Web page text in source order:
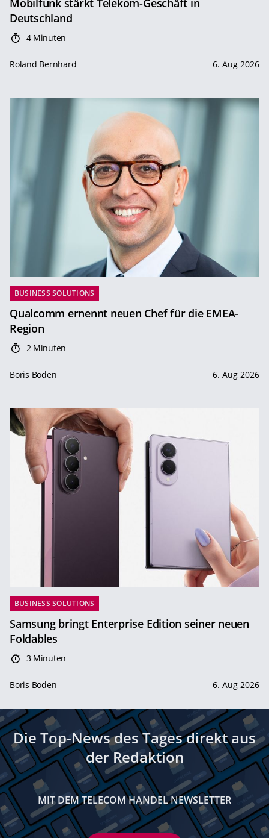
Mobilfunk stärkt Telekom-Geschäft in
Deutschland
4 Minuten
Roland Bernhard 6. Aug 2026
BUSINESS SOLUTIONS
Qualcomm ernennt neuen Chef für die EMEA-
Region
2 Minuten
Boris Boden 6. Aug 2026
BUSINESS SOLUTIONS
Samsung bringt Enterprise Edition seiner neuen
Foldables
3 Minuten
Boris Boden 6. Aug 2026
Die Top-News des Tages direkt aus
der Redaktion
MIT DEM TELECOM HANDEL NEWSLETTER